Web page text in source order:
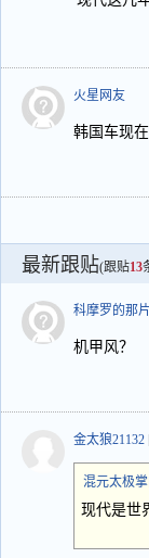
火星网友
韩国车现
最新跟贴(跟贴13
科摩罗的那
机甲风？
金太狼21132
混元太极
现代是世